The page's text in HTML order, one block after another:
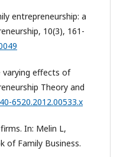
entrepreneurship: a
10(3), 161-
varying effects of
Theory and
6520.2012.00533.x
In: Melin L,
of Family Business.